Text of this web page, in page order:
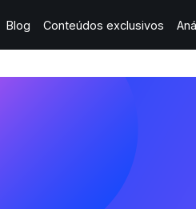
Blog Conteúdos exclusivos